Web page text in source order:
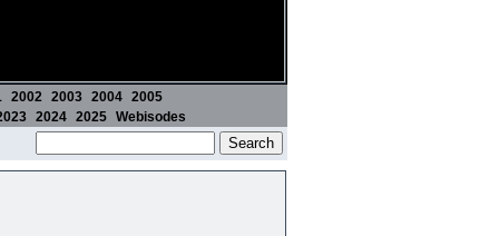
2002 2003 2004 2005
2024 2025 Webisodes